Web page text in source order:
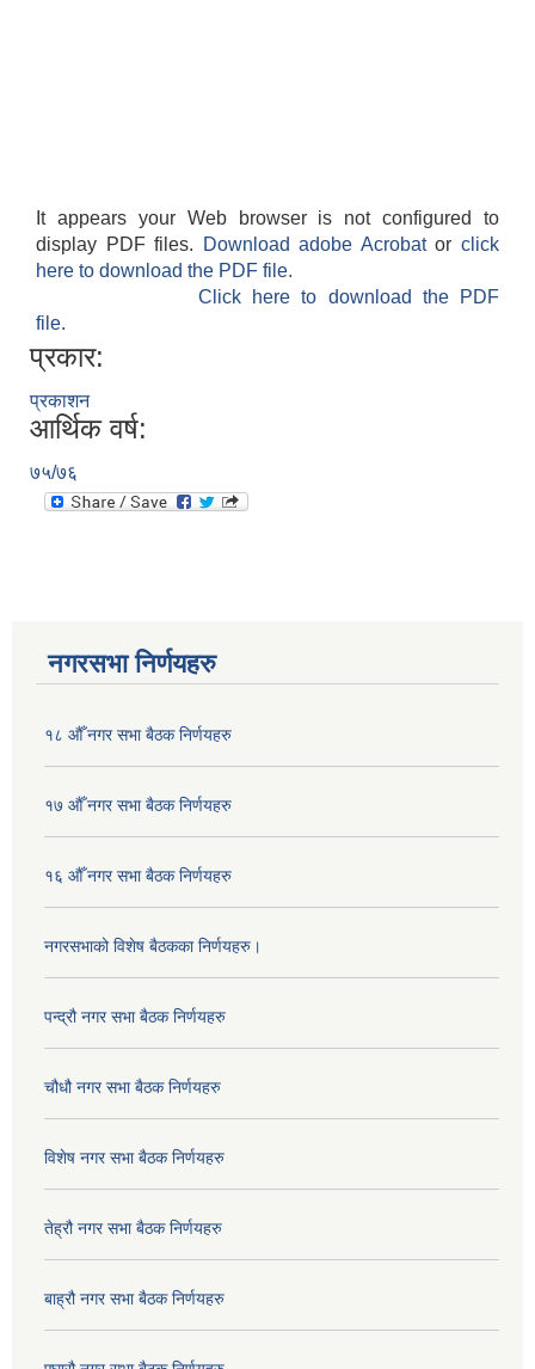
It appears your Web browser is not configured to
display PDF files.
Download adobe Acrobatorclick
here to download the PDF file.
Click here to download the PDF
file.
प्रकार:
प्रकाशन
आर्थिक वर्ष:
७५/७६
नगरसभा निर्णयहरु
१८ औँ नगर सभा बैठक निर्णयहरु
१७ औँ नगर सभा बैठक निर्णयहरु
१६ औँ नगर सभा बैठक निर्णयहरु
नगरसभाको विशेष बैठकका निर्णयहरु।
पन्द्रौ नगर सभा बैठक निर्णयहरु
चौधौ नगर सभा बैठक निर्णयहरु
विशेष नगर सभा बैठक निर्णयहरु
तेह्रौ नगर सभा बैठक निर्णयहरु
बाह्रौ नगर सभा बैठक निर्णयहरु